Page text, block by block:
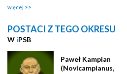
więcej
POSTACI Z TEGO OKRESU
W iPSB
Paweł Kampian
(Novicampianus,